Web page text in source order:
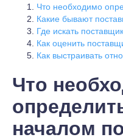
Что необходимо
Какие бывают
Где искать
Как оценить
Как выстраивать
Что
началом